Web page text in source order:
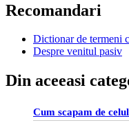
Recomandari
Dictionar de termeni
Despre venitul pasiv
Din aceeasi
Cum scapam de